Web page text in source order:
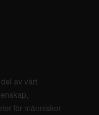
av vårt
för människor